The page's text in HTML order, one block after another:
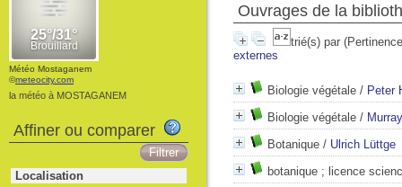
Ouvrages de la
trié(s) par
externes
Biologie végétale / Peter
Biologie végétale /
Botanique / Ulrich Lüttge
botanique ; licence
Météo Mostaganem
©meteocity.com
la météo à MOSTAGANEM
Affiner ou comparer
Localisation